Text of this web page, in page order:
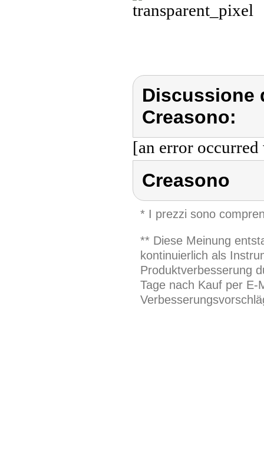
Discussione
Creasono:
[an error
Creasono
* I prezzi sono
** Diese Meinung
kontinuierlich als
Produktverbesserung
Tage nach Kauf per E-